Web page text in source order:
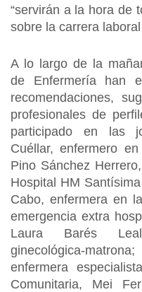
“servirán a la hora de
sobre la carrera
A lo largo de la
de Enfermería han
recomendaciones,
profesionales de
participado en las
Cuéllar, enfermero
Pino Sánchez
Hospital HM
Cabo, enfermera en
emergencia extra
Laura Barés
ginecológica-
enfermera
Comunitaria, Mei